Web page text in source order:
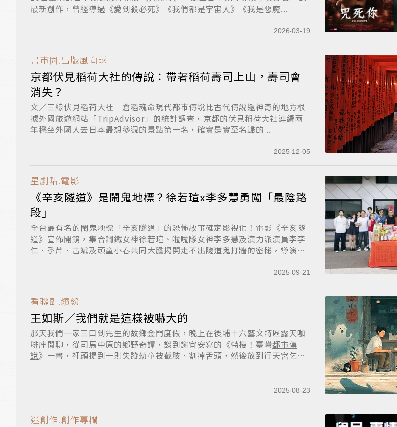
最新創作，曾經導過《愛到殺必死》《我們都是宇宙人》《我是惡魔...
2026-03-19
書市圈.出版風向球
京都伏見稻荷大社的傳說：帶著稻荷壽司上山，壽司會
消失？
文／三線伏見稻荷大社─倉稻魂命現代都市傳說比古代傳說還神奇的地方根
據外國旅遊網站「TripAdvisor」的統計調查，京都的伏見稻荷大社連續兩
年穩坐外國人去日本最想參觀的景點第一名，確實是實至名歸的...
2025-12-05
星劇點.電影
《辛亥隧道》是鬧鬼地標？徐若瑄x李多慧勇闖「最陰路
段」
全台最有名的鬧鬼地標「辛亥隧道」的恐怖故事確定影視化！電影《辛亥隧
道》宣佈開鏡，集合鋼鐵女神徐若瑄、啦啦隊女神李多慧及演力派演員李李
仁、季芹、古斌及頑童小春共同大膽揭開走不出隧道鬼打牆的密秘，導演
2025-09-21
看聯副.繽紛
王如斯／我們就是這樣被嚇大的
那天我們一家三口到先生的故鄉金門度假，晚上在後埔十六藝文特區露天咖
啡座閒聊，從司馬中原的鄉野奇譚，談到謝宜安寫的《特搜！臺灣都市傳
說》一書，裡頭提到一則失蹤幼童被截肢、割掉舌頭，然後放到行天宮乞討
2025-08-23
迷創作.創作專欄